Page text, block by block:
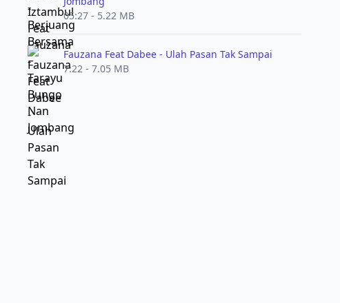
05:27 - 5.22 MB
Fauzana Feat Dabee - Ulah Pasan Tak Sampai
7:22 - 7.05 MB